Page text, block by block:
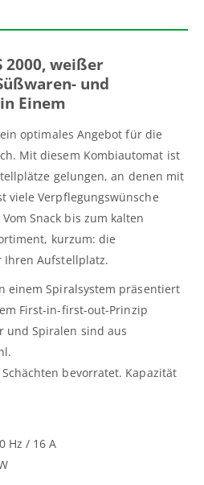
2000, weißer
und
Einem
optimales Angebot für die
Mit diesem Kombiautomat ist
gelungen, an denen mit
viele Verpflegungswünsche
Snack bis zum kalten
kurzum: die
Ihren Aufstellplatz.
einem Spiralsystem präsentiert
First-in-first-out-Prinzip
und Spiralen sind aus
bevorratet. Kapazität
Hz / 16 A